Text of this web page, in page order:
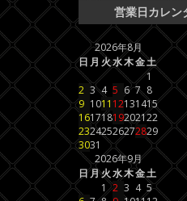
営業日カレン
2026年8月
日 月 火水木金土
1
2 3 4 5 6 7 8
9 1011 12131415
16171819202122
23242526272829
3031
2026年9月
日月火水木金土
1 2 3 4 5